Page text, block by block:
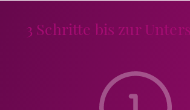
3 Schritte bis zur